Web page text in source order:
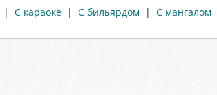
| С караоке | С бильярдом | С мангалом